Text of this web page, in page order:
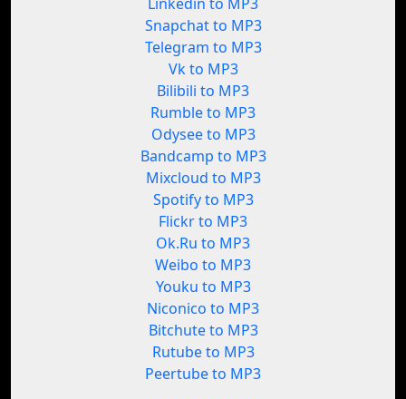
Snapchat to MP3
Telegram to MP3
Vk to MP3
Bilibili to MP3
Rumble to MP3
Odysee to MP3
Bandcamp to MP3
Mixcloud to MP3
Spotify to MP3
Flickr to MP3
Ok.Ru to MP3
Weibo to MP3
Youku to MP3
Niconico to MP3
Bitchute to MP3
Rutube to MP3
Peertube to MP3